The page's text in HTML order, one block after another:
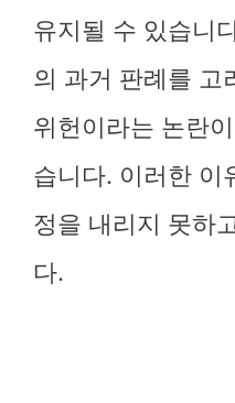
유지될 수 있습니
의 과거 판례를 고
위헌이라는 논란
습니다. 이러한 이
정을 내리지 못하
다.